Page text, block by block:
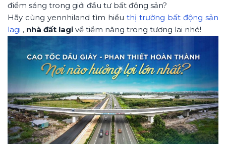
điểm sáng trong giới đầu tư bất động sản?
Hãy cùng yennhiland tìm hiểu thị trường bất động sản
lagi , nhà đất lagi về tiềm năng trong tương lai nhé!